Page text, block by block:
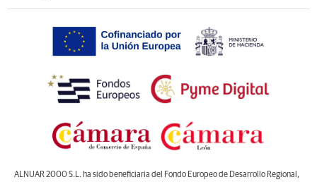
ALNUAR 2000 S.L. ha sido beneficiaria del Fondo Europeo de Desarrollo Regional,